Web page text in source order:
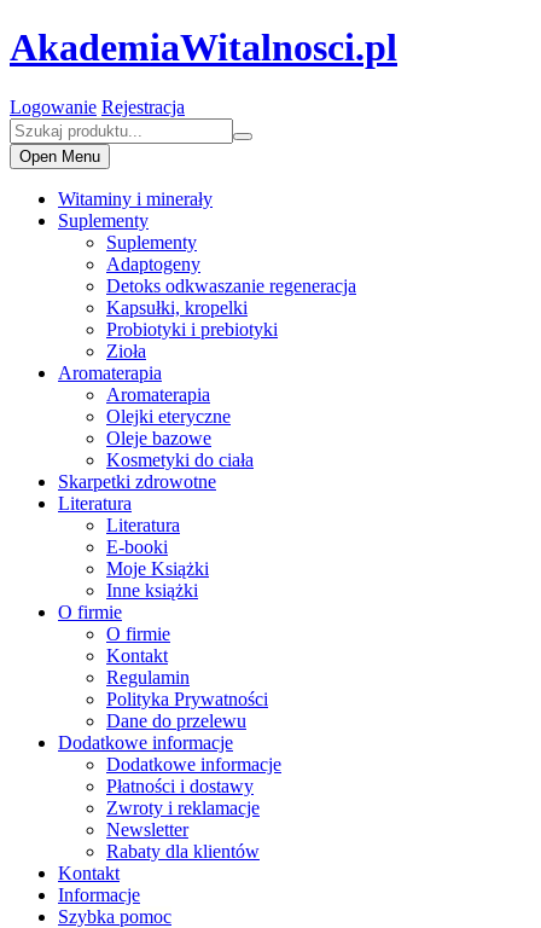
AkademiaWitalnosci.pl
Logowanie Rejestracja
Open Menu
Witaminy i minerały
Suplementy
Suplementy
Adaptogeny
Detoks odkwaszanie regeneracja
Kapsułki, kropelki
Probiotyki i prebiotyki
Zioła
Aromaterapia
Aromaterapia
Olejki eteryczne
Oleje bazowe
Kosmetyki do ciała
Skarpetki zdrowotne
Literatura
Literatura
E-booki
Moje Książki
Inne książki
O firmie
O firmie
Kontakt
Regulamin
Polityka Prywatności
Dane do przelewu
Dodatkowe informacje
Dodatkowe informacje
Płatności i dostawy
Zwroty i reklamacje
Newsletter
Rabaty dla klientów
Kontakt
Informacje
Szybka pomoc